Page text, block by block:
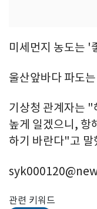
미세먼지 농도는 '
울산앞바다 파도
기상청 관계자는 "
높게 일겠으니, 항
하기 바란다"고 말
관련 키워드